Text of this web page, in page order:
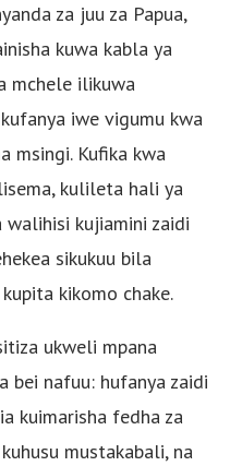
za juu za Papua,
kuwa kabla ya
mchele ilikuwa
iwe vigumu kwa
msingi. Kufika kwa
kulileta hali ya
walihisi kujiamini zaidi
sikukuu bila
kikomo chake.
ukweli mpana
bei nafuu: hufanya zaidi
kuimarisha fedha za
mustakabali, na